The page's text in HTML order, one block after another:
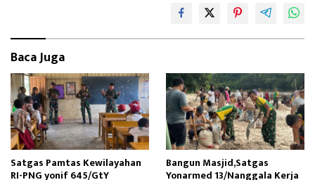
k o
n
Baca Juga
Satgas Pamtas Kewilayahan
RI-PNG yonif 645/GtY
Bangun Masjid,Satgas
Yonarmed 13/Nanggala Kerja